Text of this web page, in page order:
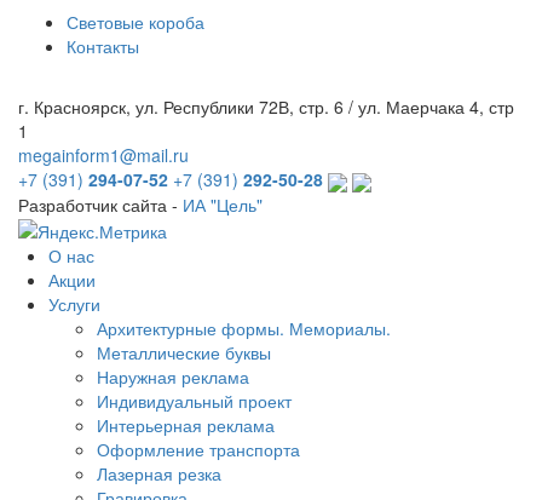
Световые короба
Контакты
г. Красноярск, ул. Республики 72В, стр. 6 / ул. Маерчака 4, стр
1
megainform1@mail.ru
+7 (391) 294-07-52 +7 (391) 292-50-28
Разработчик сайта - ИА "Цель"
О нас
Акции
Услуги
Архитектурные формы. Мемориалы.
Металлические буквы
Наружная реклама
Индивидуальный проект
Интерьерная реклама
Оформление транспорта
Лазерная резка